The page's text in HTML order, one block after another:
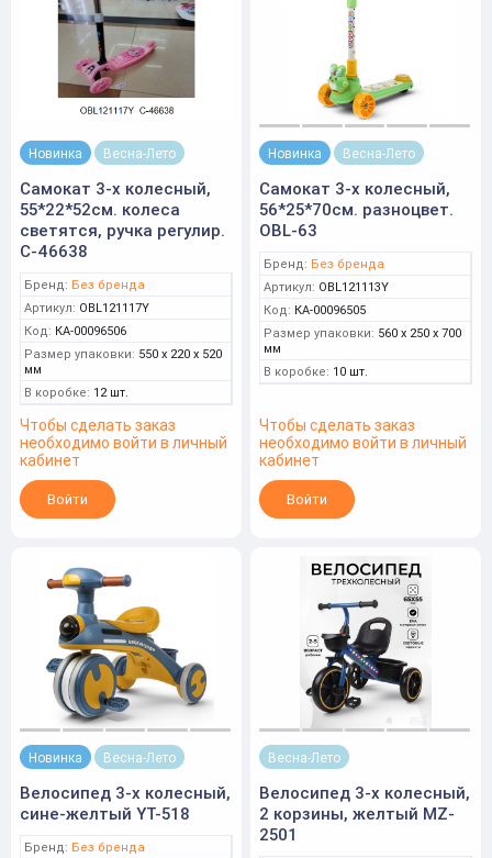
Новинка Весна-Лето
Самокат 3-х колесный,
55*22*52см. колеса
светятся, ручка регулир.
С-46638
Бренд: Без бренда
Артикул: OBL121117Y
Код: КА-00096506
Размер упаковки: 550 x 220 x 520
мм
В коробке: 12 шт.
Чтобы сделать заказ
необходимо войти в личный
кабинет
Войти
Новинка Весна-Лето
Самокат 3-х колесный,
56*25*70см. разноцвет.
OBL-63
Бренд: Без бренда
Артикул: OBL121113Y
Код: КА-00096505
Размер упаковки: 560 x 250 x 700
мм
В коробке: 10 шт.
Чтобы сделать заказ
необходимо войти в личный
кабинет
Войти
Новинка Весна-Лето
Велосипед 3-х колесный,
сине-желтый YT-518
Бренд: Без бренда
Весна-Лето
Велосипед 3-х колесный,
2 корзины, желтый MZ-
2501